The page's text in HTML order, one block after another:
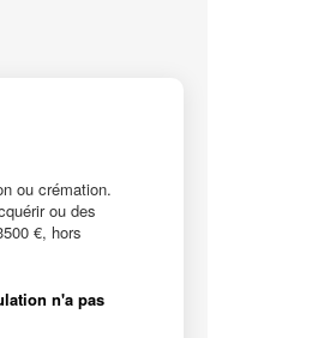
ou crémation.
ou des
€, hors
n'a pas